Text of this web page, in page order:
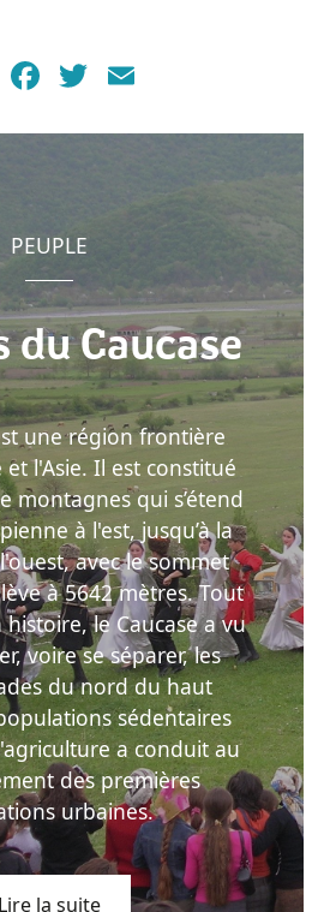
ShareFacebook
Twitter
PEUPLE
du Caucase
une région frontière
l'Asie. Il est constitué
montagnes qui s’étend
à l'est, jusqu’à la
avec le sommet
à 5642 mètres. Tout
le Caucase a vu
voire se séparer, les
du nord du haut
sédentaires
a conduit au
des premières
urbaines.
Lire la suite